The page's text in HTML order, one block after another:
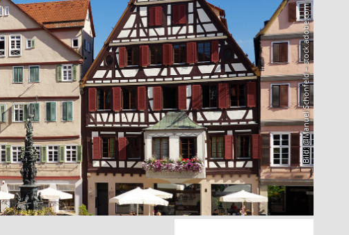
Bild: @Manuel Schönfeld – stock.adobe.com